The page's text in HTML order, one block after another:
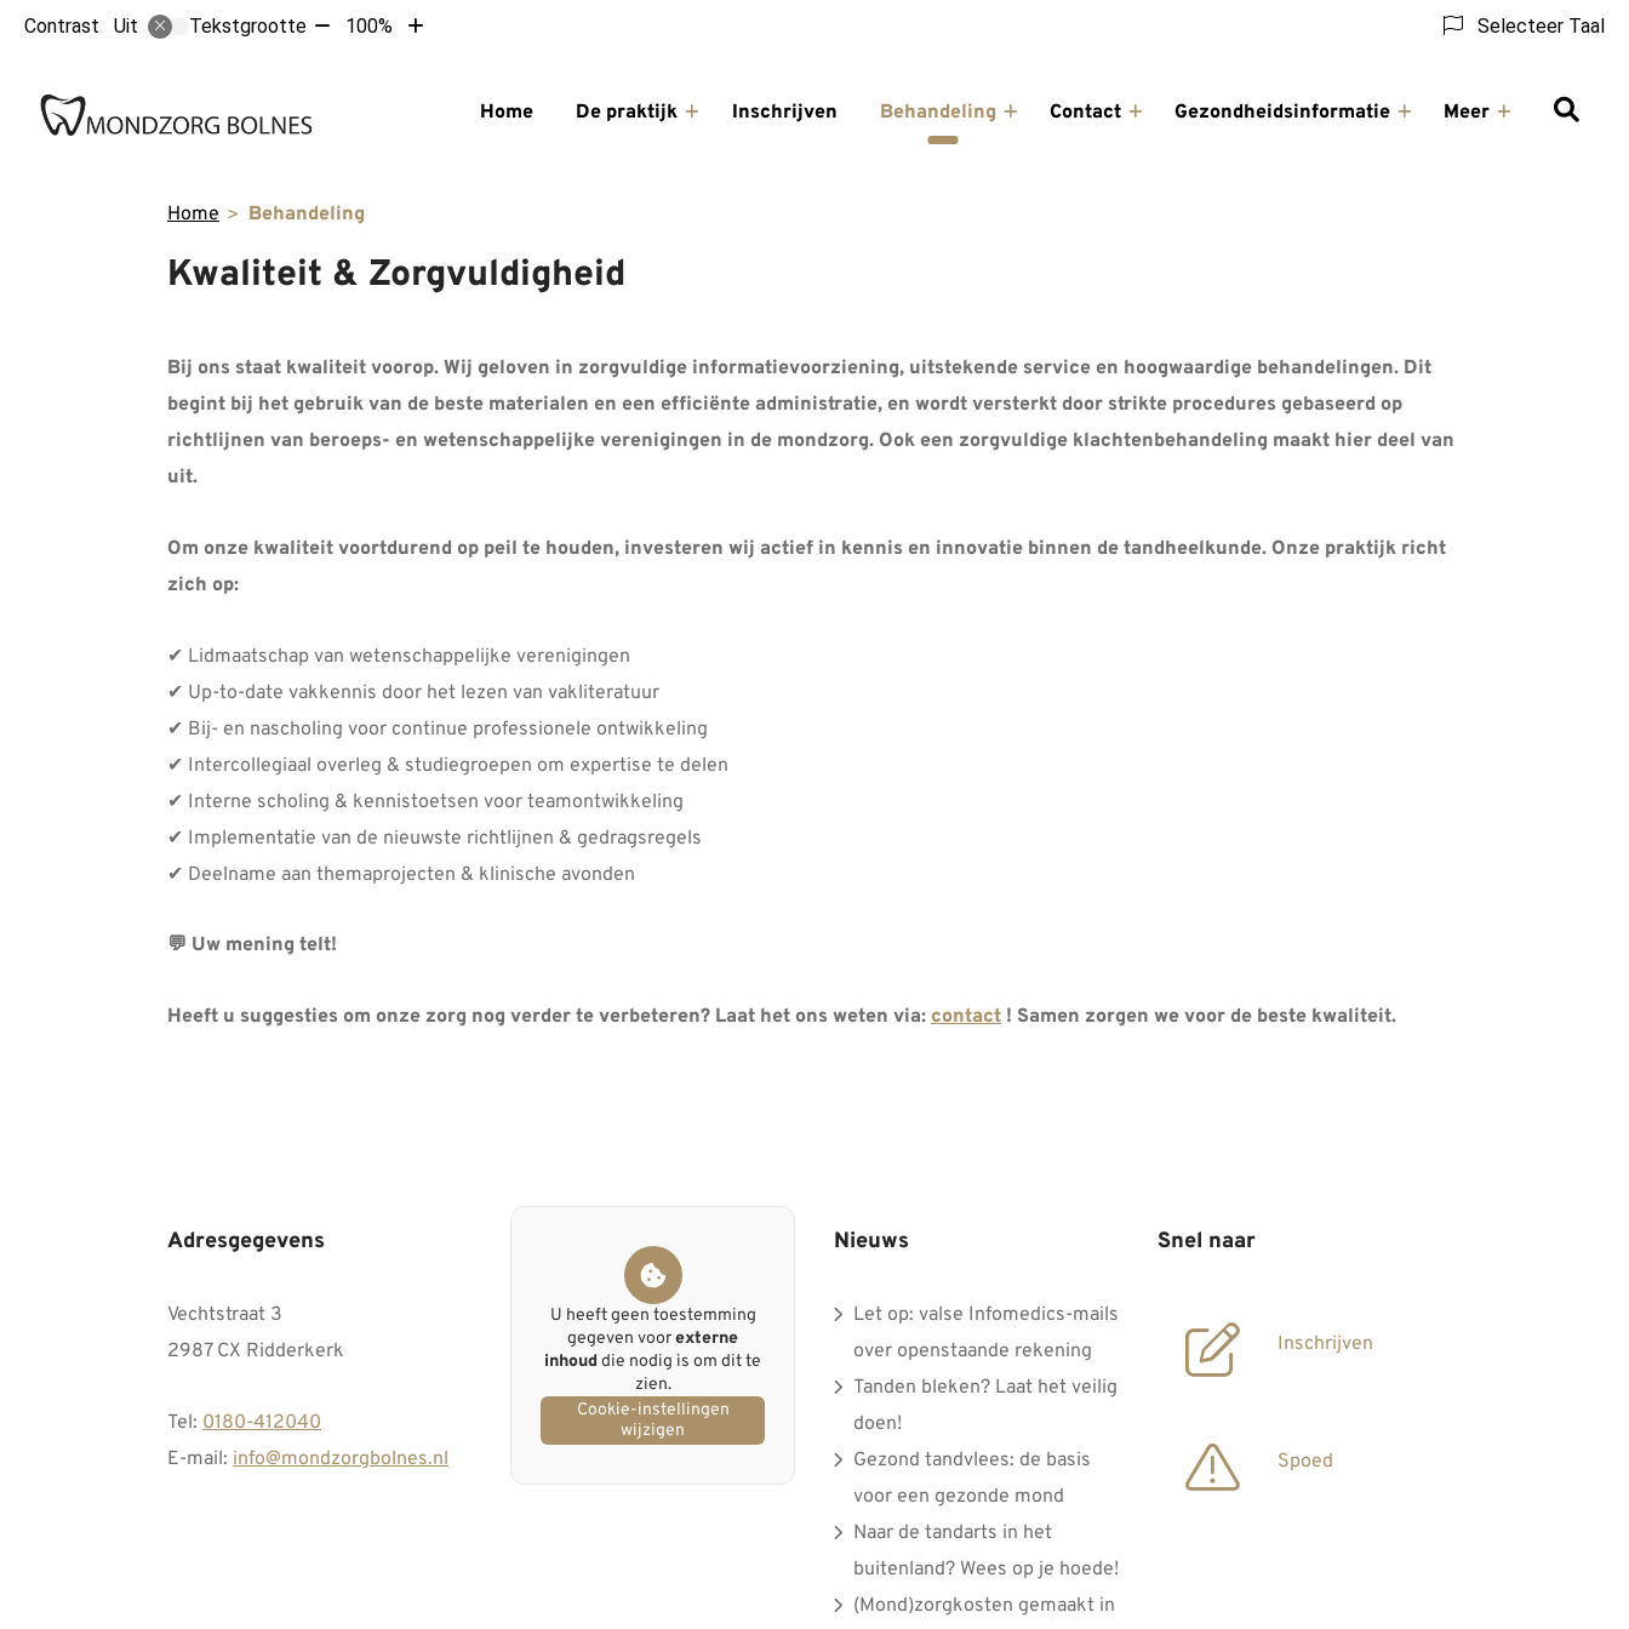
Contrast Uit Tekstgrootte Tekst100%
Tekst
Selecteer Taal
Home
De praktijk
Inschrijven
Behandeling
Contact
Gezondheidsinformatie
Meer
Home Behandeling
Kwaliteit & Zorgvuldigheid
Bij ons staat kwaliteit voorop. Wij geloven in zorgvuldige informatievoorziening, uitstekende service en hoogwaardige behandelingen. Dit
begint bij het gebruik van de beste materialen en een efficiënte administratie, en wordt versterkt door strikte procedures gebaseerd op
richtlijnen van beroeps- en wetenschappelijke verenigingen in de mondzorg. Ook een zorgvuldige klachtenbehandeling maakt hier deel van
uit.
Om onze kwaliteit voortdurend op peil te houden, investeren wij actief in kennis en innovatie binnen de tandheelkunde. Onze praktijk richt
zich op:
✔ Lidmaatschap van wetenschappelijke verenigingen
✔ Up-to-date vakkennis door het lezen van vakliteratuur
✔ Bij- en nascholing voor continue professionele ontwikkeling
✔ Intercollegiaal overleg & studiegroepen om expertise te delen
✔ Interne scholing & kennistoetsen voor teamontwikkeling
✔ Implementatie van de nieuwste richtlijnen & gedragsregels
✔ Deelname aan themaprojecten & klinische avonden
💬 Uw mening telt!
Heeft u suggesties om onze zorg nog verder te verbeteren? Laat het ons weten via: contact ! Samen zorgen we voor de beste kwaliteit.
Adresgegevens
Vechtstraat 3
2987 CX Ridderkerk
Tel: 0180-412040
E-mail: info@mondzorgbolnes.nl
U heeft geen toestemming
gegeven voorexterne
inhoud die nodig is om dit te
zien.
Cookie-instellingen
wijzigen
Nieuws
Let op: valse Infomedics-mails
over openstaande rekening
Tanden bleken? Laat het veilig
doen!
Gezond tandvlees: de basis
voor een gezonde mond
Naar de tandarts in het
buitenland? Wees op je hoede!
(Mond)zorgkosten gemaakt in
Snel naar
Inschrijven
Spoed